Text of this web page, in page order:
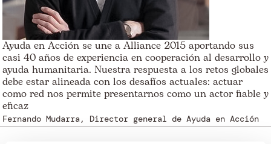
Ayuda en Acción se une a Alliance 2015 aportando sus
casi 40 años de experiencia en cooperación al desarrollo y
ayuda humanitaria. Nuestra respuesta a los retos globales
debe estar alineada con los desafíos actuales: actuar
como red nos permite presentarnos como un actor fiable y
eficaz
Fernando Mudarra, Director general de Ayuda en Acción